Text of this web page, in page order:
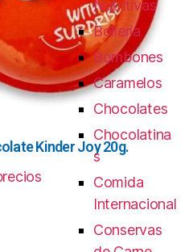
Kinder Joy 20g.
Nutritivas
Bollería
Bombones
Caramelos
Chocolates
Chocolatina
s
Comida
Internacional
Conservas